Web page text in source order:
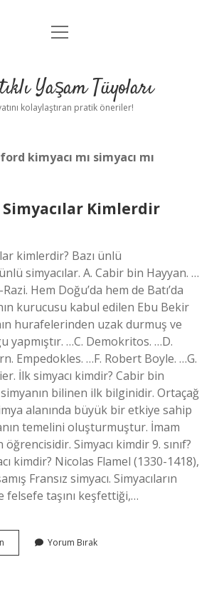
Anasayfa
Yasal Uyarı
menüyü
Yaşam Tüyoları
kolaylaştıran pratik öneriler!
kimyacı mı simyacı mı
Kimlerdir
kimlerdir? Bazı ünlü
simyacılar. A. Cabir bin Hayyan. …
Hem Doğu’da hem de Batı’da
kurucusu kabul edilen Ebu Bekir
hurafelerinden uzak durmuş ve
yapmıştır. …C. Demokritos. …D.
Empedokles. …F. Robert Boyle. …G.
İlk simyacı kimdir? Cabir bin
bilinen ilk bilginidir. Ortaçağ
alanında büyük bir etkiye sahip
temelini oluşturmuştur. İmam
öğrencisidir. Simyacı kimdir 9. sınıf?
kimdir? Nicolas Flamel (1330-1418),
Fransız simyacı. Simyacıların
felsefe taşını keşfettiği,…
Önemli
Yorum Bırak